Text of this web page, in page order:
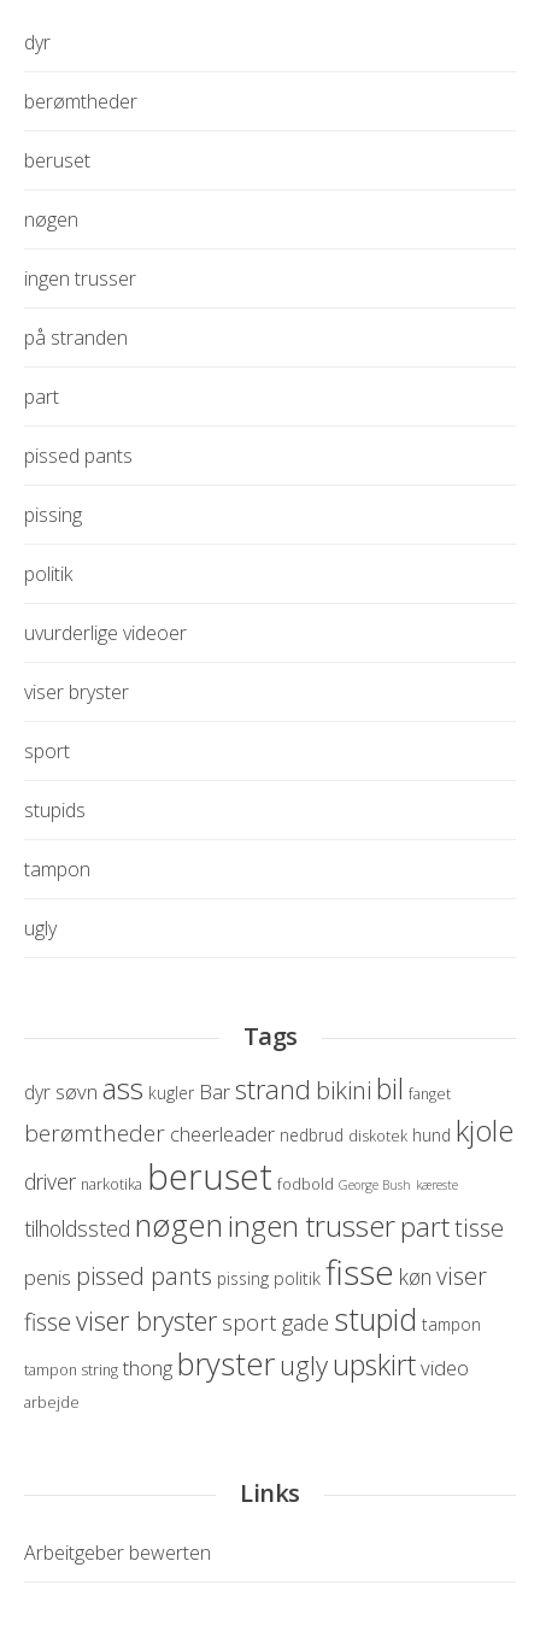
dyr
berømtheder
beruset
nøgen
ingen trusser
på stranden
part
pissed pants
pissing
politik
uvurderlige videoer
viser bryster
sport
stupids
tampon
ugly
Tags
dyr søvn ass kugler Bar strand bikini bil fanget
berømtheder cheerleader nedbrud diskotek hund kjole
driver narkotika beruset fodbold George Bush kæreste
tilholdssted nøgen ingen trusserparttisse
penis pissed pants pissing politik fisse køn viser
fisseviser bryster sport gade stupid tampon
tampon string thong brysteruglyupskirtvideo
arbejde
Links
Arbeitgeber bewerten